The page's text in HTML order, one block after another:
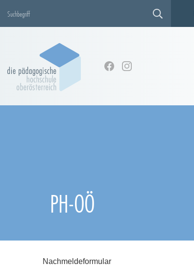
PH-OÖ
Nachmeldeformular